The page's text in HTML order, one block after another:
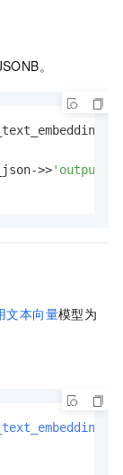
。
->>'output'
文本向量模型为